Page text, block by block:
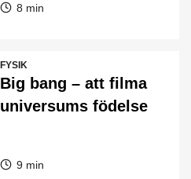
8 min
FYSIK
Big bang – att filma
universums födelse
9 min